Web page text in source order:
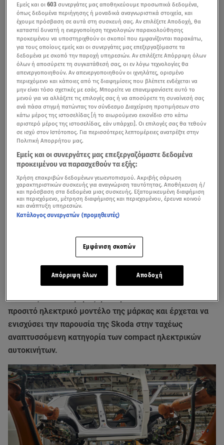
Η Skoda περνά σε μια νέα φάση της ηλεκτρικής της
πορείας, καθώς ξεκίνησε η παραγωγή του νέου Epiq στο
εργοστάσιο Volkswagen Navarra στην Παμπλόνα της
Ισπανίας. Το νέο αμιγώς ηλεκτρικό SUV αποτελεί το πιο
προσιτό ηλεκτρικό μοντέλο της μάρκας και έρχεται να
ενισχύσει την παρουσία της Skoda στην ταχέως
αναπτυσσόμενη κατηγορία των compact ηλεκτρικών
αυτοκινήτων.
Εμείς και οι603 συνεργάτες μας αποθηκεύουμε προσωπικά δεδομένα,
όπως δεδομένα περιήγησης ή μοναδικά αναγνωριστικά στοιχεία, και
έχουμε πρόσβαση σε αυτά στη συσκευή σας. Αν επιλέξετε Αποδοχή, θα
καταστεί δυνατή η ενεργοποίηση τεχνολογιών παρακολούθησης
προκειμένου να υποστηριχθούν οι σκοποί που εμφανίζονται παρακάτω,
για τους οποίους εμείς και οι συνεργάτες μας επεξεργαζόμαστε τα
δεδομένα με σκοπό την παροχή υπηρεσιών. Αν επιλέξετε Απόρριψη όλων
όλων ή αποσύρετε τη συγκατάθεσή σας, οι εν λόγω τεχνολογίες θα
απενεργοποιηθούν. Αν απενεργοποιηθούν οι ιχνηλάτες, ορισμένο
περιεχόμενο και κάποιες από τις διαφημίσεις που βλέπετε ενδέχεται να
μην είναι τόσο σχετικές με εσάς. Μπορείτε να επανεμφανίσετε αυτό το
μενού για να αλλάξετε τις επιλογές σας ή να αποσύρετε τη συναίνεσή σας
ανά πάσα στιγμή πατώντας τον σύνδεσμο Διαχείριση προτιμήσεων στο
κάτω μέρος της ιστοσελίδας [ή το αιωρούμενο εικονίδιο στο κάτω
αριστερό μέρος της ιστοσελίδας, εάν υπάρχει]. Οι επιλογές σας θα τεθούν
σε ισχύ στον Ιστότοπος. Για περισσότερες λεπτομέρειες ανατρέξτε στην
Πολιτική Απορρήτου μας.
Εμείς και οι συνεργάτες μας επεξεργαζόμαστε δεδομένα
προκειμένου να παρασχεθούν τα εξής:
Χρήση επακριβών δεδομένων γεωεντοπισμού. Ακριβής σάρωση
χαρακτηριστικών συσκευής για αναγνώριση ταυτότητας. Αποθήκευση ή/
και πρόσβαση στα δεδομένα μιας συσκευής. Εξατομικευμένη διαφήμιση
και περιεχόμενο, μέτρηση διαφήμισης και περιεχομένου, έρευνα κοινού
και ανάπτυξη υπηρεσιών.
Κατάλογος συνεργατών (προμηθευτές)
Εμφάνιση σκοπών
Απόρριψη όλων Αποδοχή